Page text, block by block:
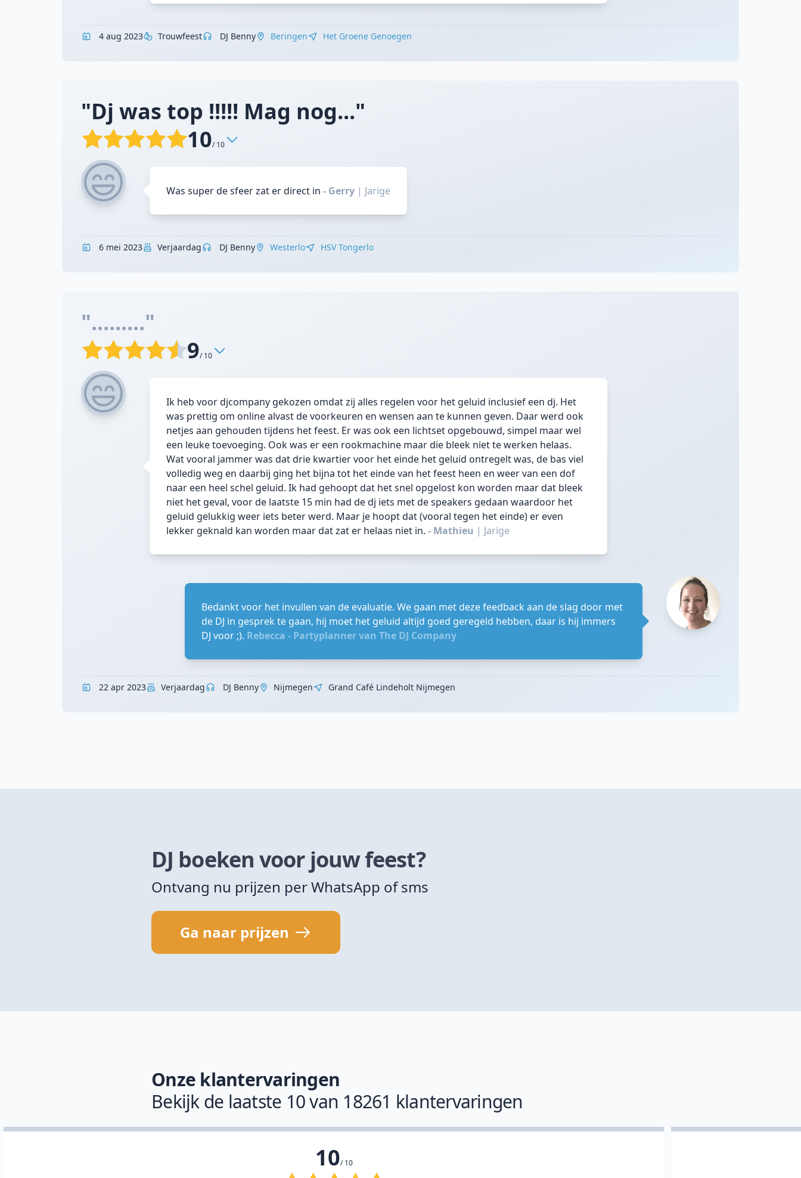
4 aug 2023 Trouwfeest DJ Benny Beringen Het Groene Genoegen
"Dj was top !!!!! Mag nog..."
10/ 10
Was super de sfeer zat er direct in - Gerry | Jarige
6 mei 2023 Verjaardag DJ Benny Westerlo HSV Tongerlo
"........."
9/ 10
Ik heb voor djcompany gekozen omdat zij alles regelen voor het geluid inclusief een dj. Het
was prettig om online alvast de voorkeuren en wensen aan te kunnen geven. Daar werd ook
netjes aan gehouden tijdens het feest. Er was ook een lichtset opgebouwd, simpel maar wel
een leuke toevoeging. Ook was er een rookmachine maar die bleek niet te werken helaas.
Wat vooral jammer was dat drie kwartier voor het einde het geluid ontregelt was, de bas viel
volledig weg en daarbij ging het bijna tot het einde van het feest heen en weer van een dof
naar een heel schel geluid. Ik had gehoopt dat het snel opgelost kon worden maar dat bleek
niet het geval, voor de laatste 15 min had de dj iets met de speakers gedaan waardoor het
geluid gelukkig weer iets beter werd. Maar je hoopt dat (vooral tegen het einde) er even
lekker geknald kan worden maar dat zat er helaas niet in. - Mathieu | Jarige
Bedankt voor het invullen van de evaluatie. We gaan met deze feedback aan de slag door met
de DJ in gesprek te gaan, hij moet het geluid altijd goed geregeld hebben, daar is hij immers
DJ voor ;). Rebecca - Partyplanner van The DJ Company
22 apr 2023 Verjaardag DJ Benny Nijmegen Grand Café Lindeholt Nijmegen
DJ boeken voor jouw feest?
Ontvang nu prijzen per WhatsApp of sms
Ga naar prijzen
Onze klantervaringen
Bekijk de laatste 10 van 18261 klantervaringen
10/ 10